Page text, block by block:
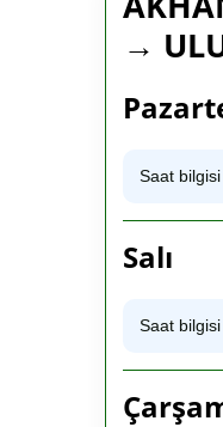
→
Saat bilgisi
Salı
Saat bilgisi